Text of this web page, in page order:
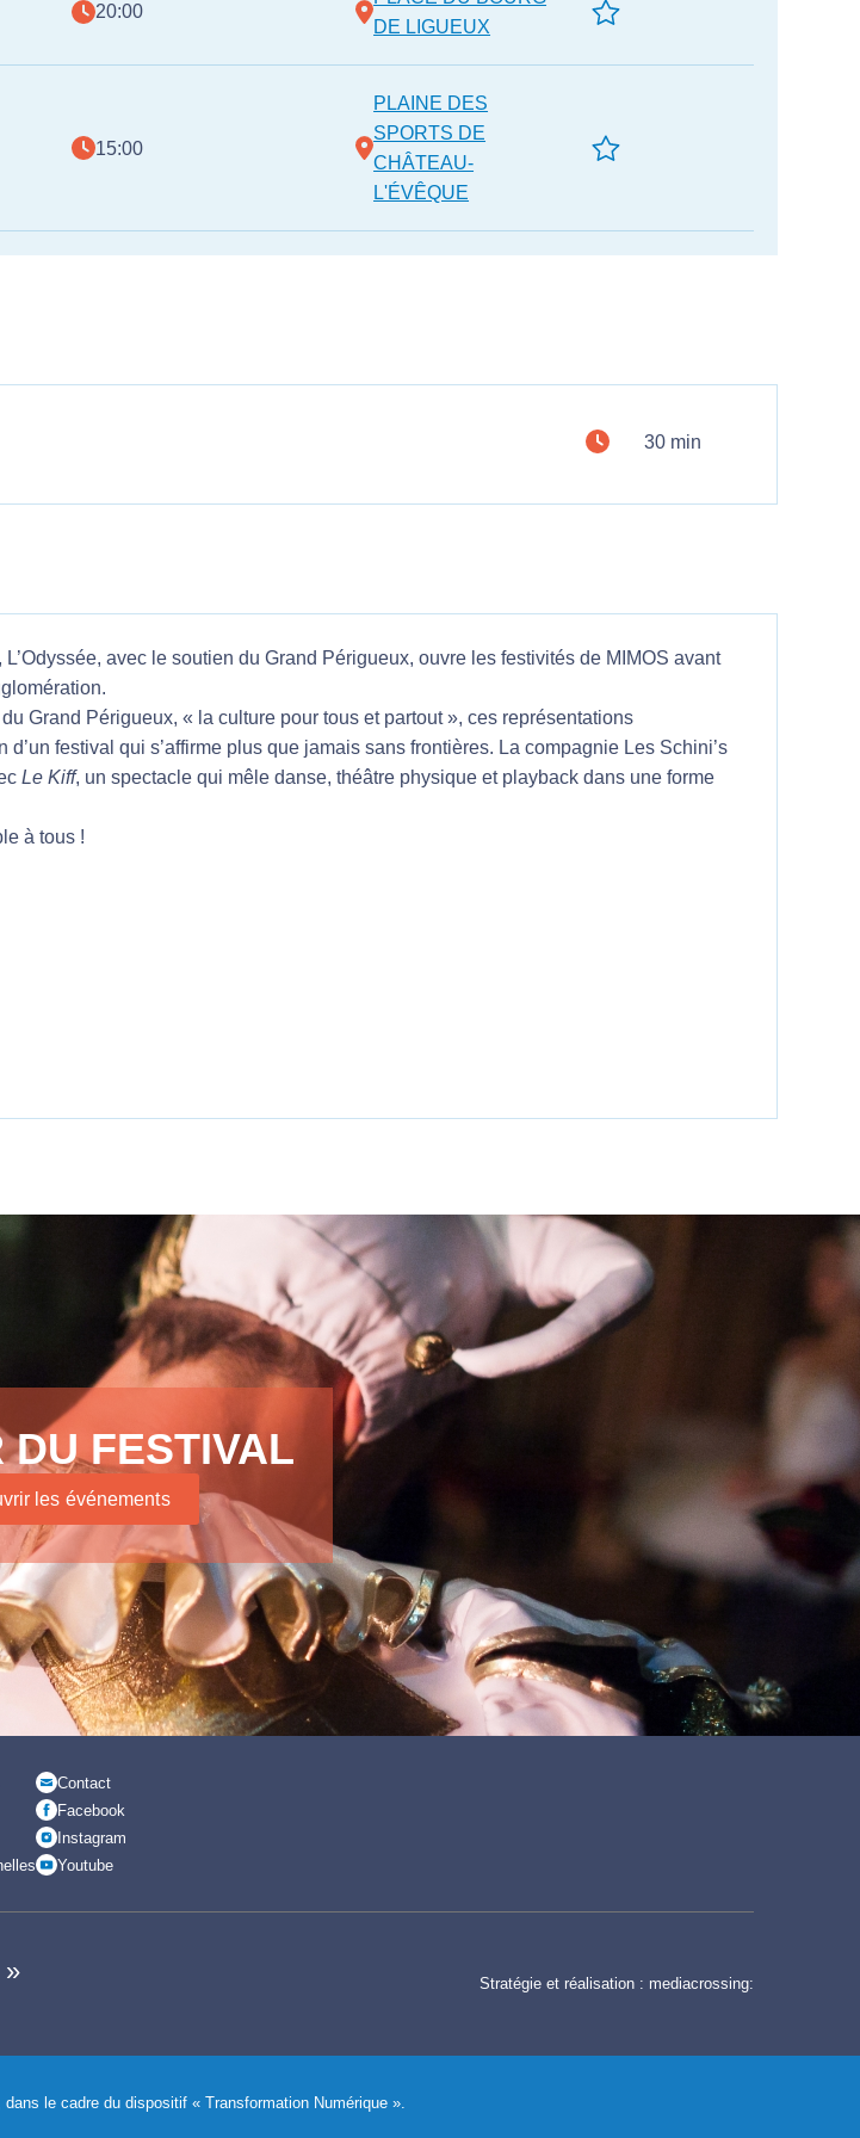
20:00
DE LIGUEUX
15:00
PLAINE DES
SPORTS DE
CHÂTEAU-
L'ÉVÊQUE
30 min
avec le soutien du Grand Périgueux, ouvre les festivités de MIMOS avant
Grand Périgueux, « la culture pour tous et partout », ces représentations
festival qui s’affirme plus que jamais sans frontières. La compagnie Les Schini’s
Le Kiff, un spectacle qui mêle danse, théâtre physique et playback dans une forme
à tous !
DU FESTIVAL
les événements
Contact
Facebook
Instagram
Youtube
» Stratégie et réalisation : mediacrossing:
le cadre du dispositif « Transformation Numérique ».